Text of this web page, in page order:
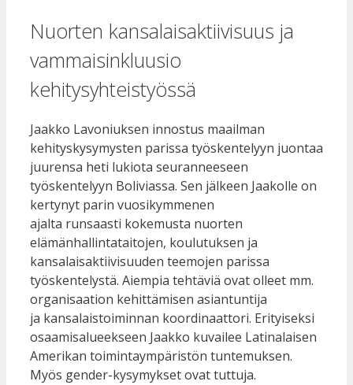
Nuorten kansalaisaktiivisuus ja
vammaisinkluusio
kehitysyhteistyössä
Jaakko Lavoniuksen innostus maailman
kehityskysymysten parissa työskentelyyn juontaa
juurensa heti lukiota seuranneeseen
työskentelyyn Boliviassa. Sen jälkeen Jaakolle on
kertynyt parin vuosikymmenen
ajalta runsaasti kokemusta nuorten
elämänhallintataitojen, koulutuksen ja
kansalaisaktiivisuuden teemojen parissa
työskentelystä. Aiempia tehtäviä ovat olleet mm.
organisaation kehittämisen asiantuntija
ja kansalaistoiminnan koordinaattori. Erityiseksi
osaamisalueekseen Jaakko kuvailee Latinalaisen
Amerikan toimintaympäristön tuntemuksen.
Myös gender-kysymykset ovat tuttuja.